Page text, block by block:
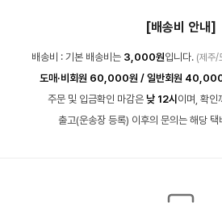
[배송비 안내]
배송비 : 기본 배송비는 3,000원입니다. (제주/
도매·비회원 60,000원 / 일반회원
주문 및 입금확인 마감은 낮 12시 이며, 확
출고(운송장 등록) 이후의 문의는 해당